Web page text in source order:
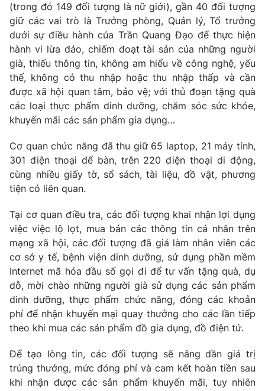
Cơ quan chủ quản:Đài Truyền hình Việt Nam
Cơ quan báo chí:Thời báo VTV
Giấy phép hoạt động báo in và báo điện tử số 483/GP-BTTTT
cấp ngày 29/12/2023
Tổng Biên tập:
Vũ Thanh Thủy
Phó Tổng Biên tập:Nguyễn Thị Mỹ Hạnh, Phạm Quốc Thắng,
Nguyễn Trọng Ninh
Tổng đài VTV:024.38 355 931 - 024.38 355 932
Email:toasoan@vtv.vn
Liên hệ quảng cáo:024-7300.7108
® Cấm sao chép dưới mọi hình thức nếu không có sự chấp
thông tin từ website này.
(trong đó 149 đối tượng là nữ giới), gần 40 đối tượng
giữ các vai trò là Trưởng phòng, Quản lý, Tổ trưởng
dưới sự điều hành của Trần Quang Đạo để thực hiện
hành vi lừa đảo, chiếm đoạt tài sản của những người
già, thiếu thông tin, không am hiểu về công nghệ, yếu
thế, không có thu nhập hoặc thu nhập thấp và cần
được xã hội quan tâm, bảo vệ; với thủ đoạn tặng quà
các loại thực phẩm dinh dưỡng, chăm sóc sức khỏe,
khuyến mãi các sản phẩm gia dụng…
Cơ quan chức năng đã thu giữ 65 laptop, 21 máy tính,
301 điện thoại để bàn, trên 220 điện thoại di động,
cùng nhiều giấy tờ, sổ sách, tài liệu, đồ vật, phương
tiện có liên quan.
Tại cơ quan điều tra, các đối tượng khai nhận lợi dụng
việc việc lộ lọt, mua bán các thông tin cá nhân trên
mạng xã hội, các đối tượng đã giả làm nhân viên các
cơ sở y tế, bệnh viện dinh dưỡng, sử dụng phần mềm
Internet mã hóa đầu số gọi đi để tư vấn tặng quà, dụ
dỗ, mời chào những người già sử dụng các sản phẩm
dinh dưỡng, thực phẩm chức năng, đóng các khoản
phí để nhận khuyến mại quay thưởng cho các lần tiếp
theo khi mua các sản phẩm đồ gia dụng, đồ điện tử.
Để tạo lòng tin, các đối tượng sẽ nâng dần giá trị
trúng thưởng, mức đóng phí và cam kết hoàn tiền sau
khi nhận được các sản phẩm khuyến mãi, tuy nhiên